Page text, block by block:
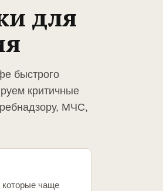
для
быстрого
критичные
МЧС,
чаще